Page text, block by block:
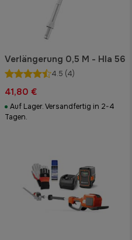
Verlängerung 0,5 M - Hla 56
4.5 (4)
41,80 €
Auf Lager. Versandfertig in 2-4
Tagen.